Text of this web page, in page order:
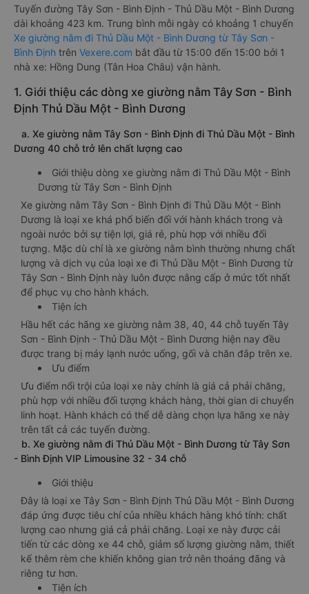
Tuyến đường Tây Sơn - Bình Định - Thủ Dầu Một - Bình Dương
dài khoảng 423 km. Trung bình mỗi ngày có khoảng 1 chuyến
Xe giường nằm đi Thủ Dầu Một - Bình Dương từ Tây Sơn -
Bình Định trên Vexere.com bắt đầu từ 15:00 đến 15:00 bởi 1
nhà xe: Hồng Dung (Tân Hoa Châu) vận hành.
1. Giới thiệu các dòng xe giường nằm Tây Sơn - Bình
Định Thủ Dầu Một - Bình Dương
a. Xe giường nằm Tây Sơn - Bình Định đi Thủ Dầu Một - Bình
Dương 40 chỗ trở lên chất lượng cao
Giới thiệu dòng xe giường nằm đi Thủ Dầu Một - Bình
Dương từ Tây Sơn - Bình Định
Xe giường nằm Tây Sơn - Bình Định đi Thủ Dầu Một - Bình
Dương là loại xe khá phổ biến đối với hành khách trong và
ngoài nước bởi sự tiện lợi, giá rẻ, phù hợp với nhiều đối
tượng. Mặc dù chỉ là xe giường nằm bình thường nhưng chất
lượng và dịch vụ của loại xe đi Thủ Dầu Một - Bình Dương từ
Tây Sơn - Bình Định này luôn được nâng cấp ở mức tốt nhất
để phục vụ cho hành khách.
Tiện ích
Hầu hết các hãng xe giường nằm 38, 40, 44 chỗ tuyến Tây
Sơn - Bình Định - Thủ Dầu Một - Bình Dương hiện nay đều
được trang bị máy lạnh nước uống, gối và chăn đắp trên xe.
Ưu điểm
Ưu điểm nổi trội của loại xe này chính là giá cả phải chăng,
phù hợp với nhiều đối tượng khách hàng, thời gian di chuyển
linh hoạt. Hành khách có thể dễ dàng chọn lựa hãng xe này
trên tất cả các tuyến đường.
b. Xe giường nằm đi Thủ Dầu Một - Bình Dương từ Tây Sơn
- Bình Định VIP Limousine 32 - 34 chỗ
Giới thiệu
Đây là loại xe Tây Sơn - Bình Định Thủ Dầu Một - Bình Dương
đáp ứng được tiêu chí của nhiều khách hàng khó tính: chất
lượng cao nhưng giá cả phải chăng. Loại xe này được cải
tiến từ các dòng xe 44 chỗ, giảm số lượng giường nằm, thiết
kế thêm rèm che khiến không gian trở nên thoáng đãng và
riêng tư hơn.
Tiện ích